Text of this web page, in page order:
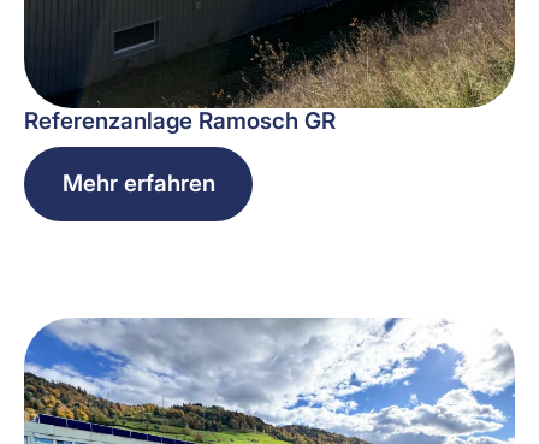
Referenzanlage Ramosch GR
Mehr erfahren